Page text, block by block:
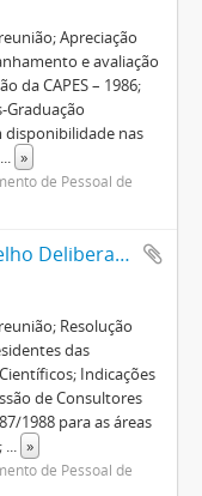
Apreciação
e avaliação
da CAPES – 1986;
Graduação
nas
... »
de Pessoal de
11ª Reunião do Conselho Deliberativo
Resolução
das
Indicações
de Consultores
1988 para as áreas
... »
de Pessoal de